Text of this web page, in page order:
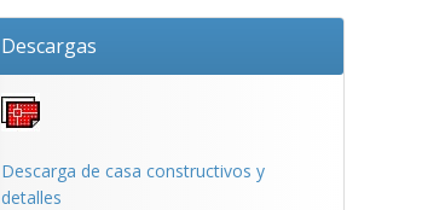
Descargas
Descarga de casa constructivos y
detalles